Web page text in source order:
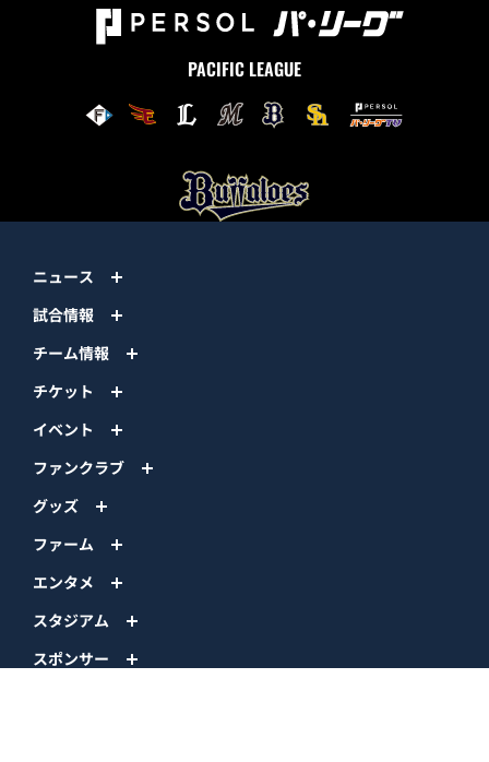
PACIFIC LEAGUE
ニュース
試合情報
チーム情報
チケット
イベント
ファンクラブ
グッズ
ファーム
エンタメ
スタジアム
スポンサー